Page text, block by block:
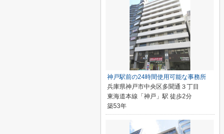
神戸駅前の24時間使用可能な事務所
兵庫県神戸市中央区多聞通３丁目
東海道本線「神戸」駅 徒歩2分
築53年